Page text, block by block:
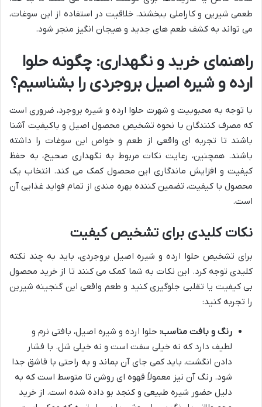
طعمی شیرین و کاراملی ببخشند. خلاقیت در استفاده از این سوغات،
می تواند به کشف طعم های جدید و هیجان انگیز منجر شود.
راهنمای خرید و نگهداری: چگونه حلوا
ارده و شیره اصیل بروجردی را بشناسیم؟
با توجه به محبوبیت و شهرت حلوا ارده و شیره بروجرد، ضروری است
که مصرف کنندگان با نحوه تشخیص محصول اصیل و باکیفیت آشنا
باشند تا تجربه ای واقعی از طعم و خواص این سوغات را داشته
باشند. همچنین، رعایت نکات مربوط به نگهداری صحیح، به حفظ
کیفیت و افزایش ماندگاری این محصول کمک می کند. انتخاب یک
محصول با کیفیت، تضمین کننده بهره مندی از تمام فواید غذایی آن
است.
نکات کلیدی برای تشخیص کیفیت
برای تشخیص حلوا ارده و شیره اصیل بروجردی، باید به چند نکته
کلیدی توجه کرد. این نکات به شما کمک می کنند تا از خرید محصول
بی کیفیت یا تقلبی جلوگیری کنید و طعم واقعی این گنجینه شیرین
را تجربه کنید:
رنگ و بافت مناسب: حلوا ارده و شیره اصیل، بافتی نرم و
لطیف دارد که نه خیلی سفت است و نه خیلی شل. با فشار
دادن انگشت، باید کمی جای آن بماند و به راحتی با قاشق جدا
شود. رنگ آن نیز معمولاً قهوه ای روشن تا متوسط است که به
دلیل حضور شیره طبیعی و کنجد بو داده شده است. از خرید